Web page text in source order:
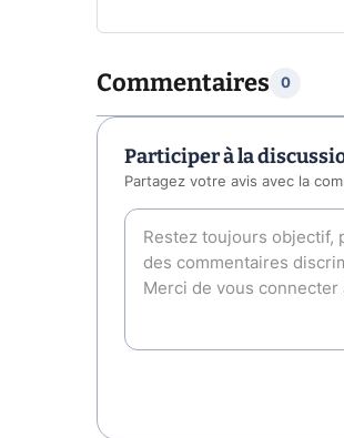
Commentaires 0
Participer à la
Partagez votre avis avec la